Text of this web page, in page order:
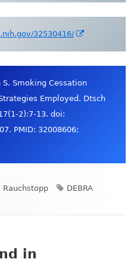
Fenster
öffnen
32530416/
Fenster
öffnen
S. Smoking Cessation
Employed. Dtsch
2):7-13. doi:
PMID: 32008606;
Rauchstopp Schlagwörter
DEBRA
in